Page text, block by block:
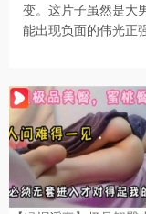
变。这片子虽然是大
能出现负面的伟光正